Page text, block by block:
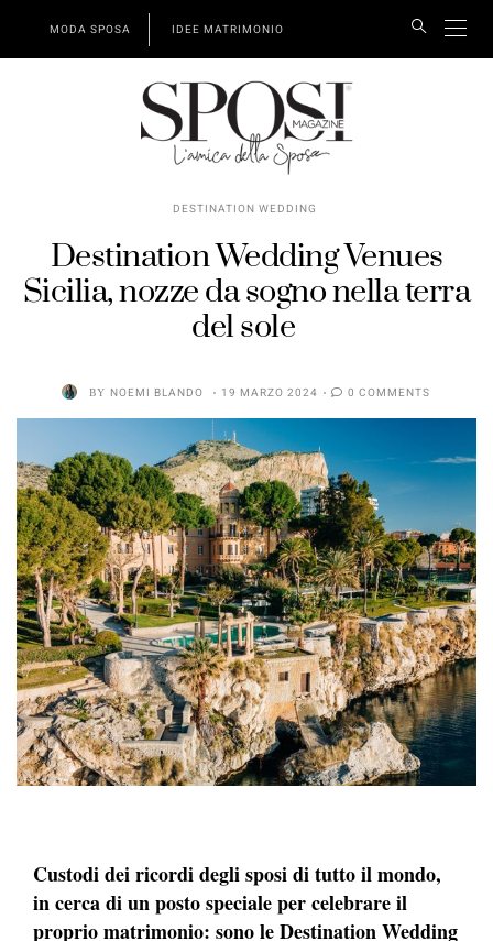
MODA SPOSA IDEE MATRIMONIO
DESTINATION WEDDING
Destination Wedding Venues
Sicilia, nozze da sogno nella terra
del sole
BY NOEMI BLANDO 19 MARZO 2024 0 COMMENTS
Custodi dei ricordi degli sposi di tutto il mondo,
in cerca di un posto speciale per celebrare il
proprio matrimonio: sono le Destination Wedding